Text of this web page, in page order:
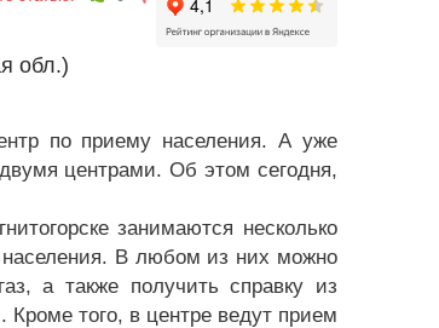
обл.)
по приему населения. А уже
центрами. Об этом сегодня,
занимаются несколько
населения. В любом из них можно
а также получить справку из
Кроме того, в центре ведут прием